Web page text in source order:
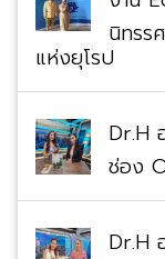
นิทรร
แห่งยุโรป
Dr.H
ช่อง
Dr.H